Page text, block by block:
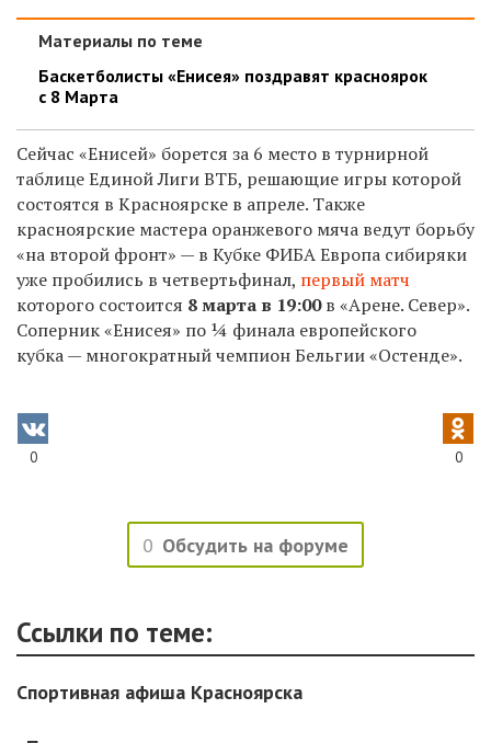
Материалы по теме
Баскетболисты «Енисея» поздравят красноярок
с 8 Марта
Сейчас «Енисей» борется за 6 место в турнирной
таблице Единой Лиги ВТБ, решающие игры которой
состоятся в Красноярске в апреле. Также
красноярские мастера оранжевого мяча ведут борьбу
«на второй фронт» — в Кубке ФИБА Европа сибиряки
уже пробились в четвертьфинал, первый матч
которого состоится 8 марта в 19:00в «Арене. Север».
Соперник «Енисея» по ¼ финала европейского
кубка — многократный чемпион Бельгии «Остенде».
0 0
0 Обсудить на форуме
Ссылки по теме:
Спортивная афиша Красноярска